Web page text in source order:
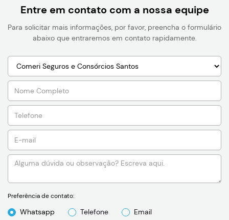
Entre em contato com a nossa equipe
Para solicitar mais informações, por favor, preencha o formulário
abaixo que entraremos em contato rapidamente.
Preferência de contato:
Whatsapp Telefone Email